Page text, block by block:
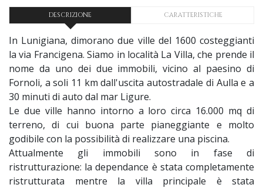
DESCRIZIONE CARATTERISTICHE
In Lunigiana, dimorano due ville del 1600 costeggianti
la via Francigena. Siamo in località La Villa, che prende il
nome da uno dei due immobili, vicino al paesino di
Fornoli, a soli 11 km dall'uscita autostradale di Aulla e a
30 minuti di auto dal mar Ligure.
Le due ville hanno intorno a loro circa 16.000 mq di
terreno, di cui buona parte pianeggiante e molto
godibile con la possibilità di realizzare una piscina.
Attualmente gli immobili sono in fase di
ristrutturazione: la dependance è stata completamente
ristrutturata mentre la villa principale è stata